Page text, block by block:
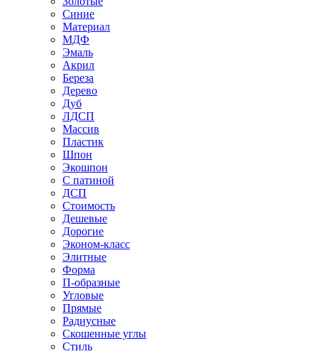
Синие
Материал
МДФ
Эмаль
Акрил
Береза
Дерево
Дуб
ЛДСП
Массив
Пластик
Шпон
Экошпон
С патиной
ДСП
Стоимость
Дешевые
Дорогие
Эконом-класс
Элитные
Форма
П-образные
Угловые
Прямые
Радиусные
Скошенные углы
Стиль